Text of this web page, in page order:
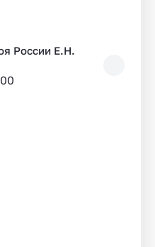
России Е.Н.